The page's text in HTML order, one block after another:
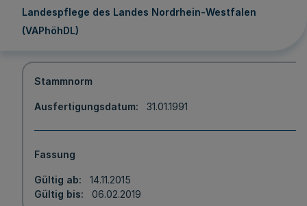
Landespflege des Landes Nordrhein-Westfalen
(VAPhöhDL)
Stammnorm
Ausfertigungsdatum 31.01.1991
Fassung
Gültig ab
14.11.2015
Gültig bis
06.02.2019